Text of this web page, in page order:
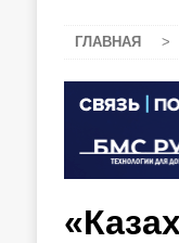
ГЛАВНАЯ >